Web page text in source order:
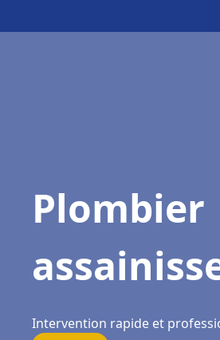
Plombier
Intervention rapide et